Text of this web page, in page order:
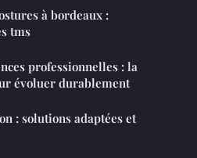
à bordeaux :
tms
professionnelles : la
évoluer durablement
: solutions adaptées et